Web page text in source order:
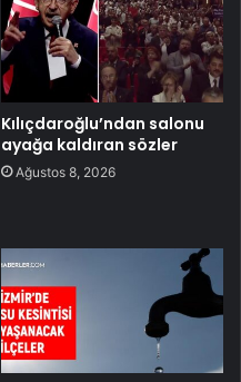
Kılıçdaroğlu’ndan salonu
ayağa kaldıran sözler
Ağustos 8, 2026